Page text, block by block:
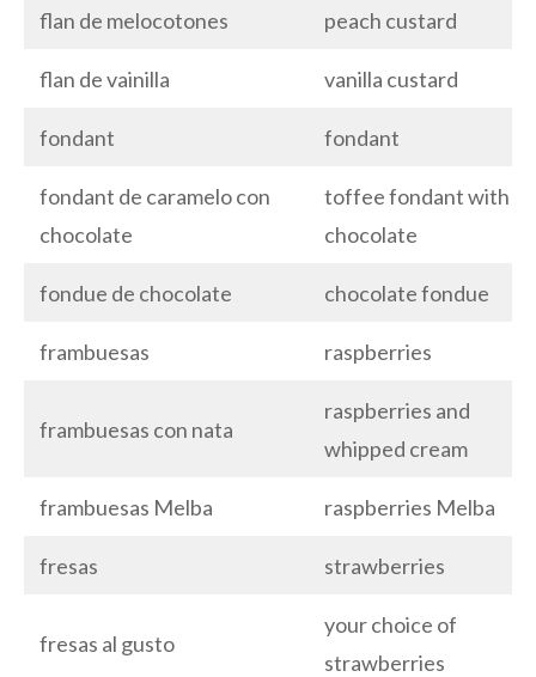
flan de melocotones peach custard
flan de vainilla vanilla custard
fondant fondant
fondant de caramelo con
chocolate
toffee fondant with
chocolate
fondue de chocolate chocolate fondue
frambuesas raspberries
frambuesas con nata
raspberries and
whipped cream
frambuesas Melba raspberries Melba
fresas strawberries
fresas al gusto
your choice of
strawberries